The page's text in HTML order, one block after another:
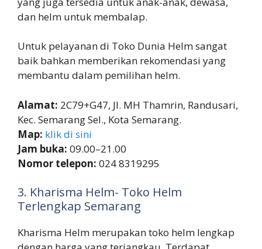
dan helm untuk membalap.
Untuk pelayanan di Toko Dunia Helm sangat
baik bahkan memberikan rekomendasi yang
membantu dalam pemilihan helm.
Alamat: 2C79+G47, Jl. MH Thamrin, Randusari,
Kec. Semarang Sel., Kota Semarang.
Map: klik di sini
Jam buka: 09.00–21.00
Nomor telepon: 024 8319295
3. Kharisma Helm- Toko Helm
Terlengkap Semarang
Kharisma Helm merupakan toko helm lengkap